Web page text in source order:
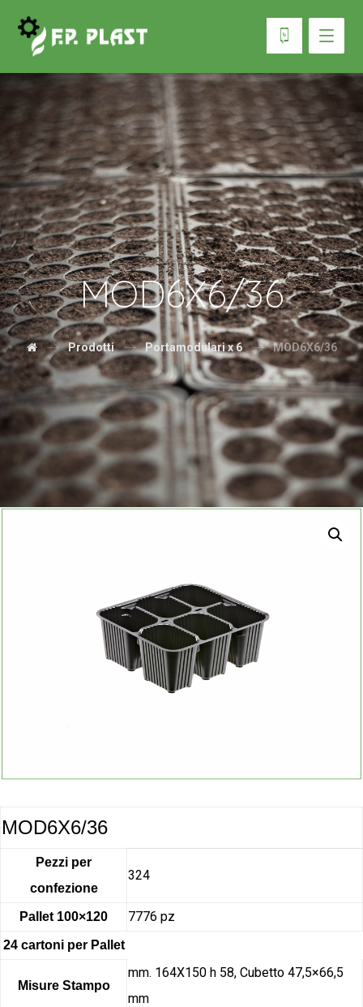
MOD6X6/36
Prodotti Portamodulari x 6 MOD6X6/36
MOD6X6/36
Pezzi per
confezione
324
Pallet 100×120 7776 pz
24 cartoni per Pallet
Misure Stampo
mm. 164X150 h 58, Cubetto 47,5×66,5
mm